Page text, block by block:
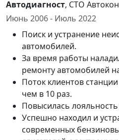
Автодиагност, СТО
Июнь 2006 - Июль 2022
Поиск и устранение
автомобилей.
За время работы
ремонту автомобилей
Поток клиентов
чем в 10 раз.
Повысилась
Успешно находил и
современных